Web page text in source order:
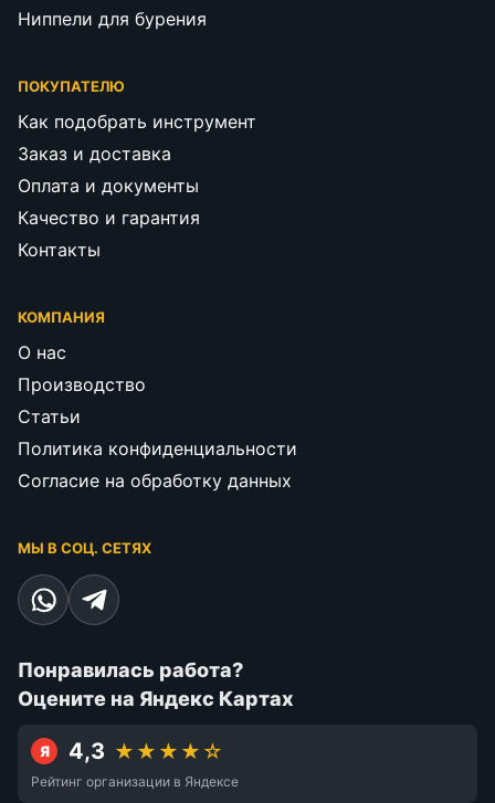
Ниппели для бурения
ПОКУПАТЕЛЮ
Как подобрать инструмент
Заказ и доставка
Оплата и документы
Качество и гарантия
Контакты
КОМПАНИЯ
О нас
Производство
Статьи
Политика конфиденциальности
Согласие на обработку данных
МЫ В СОЦ. СЕТЯХ
Понравилась работа?
Оцените на Яндекс Картах
Я 4,3 ★★★★☆
Рейтинг организации в Яндексе